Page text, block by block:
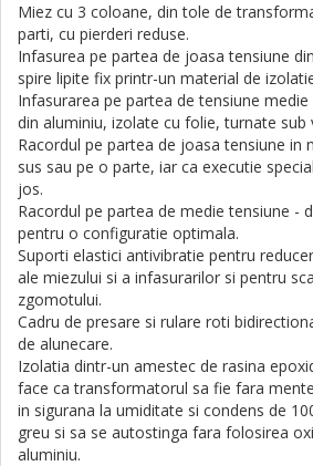
Miez cu 3 coloane, din tole de
parti, cu pierderi reduse.
Infasurea pe partea de joasa tensiune
spire lipite fix printr-un material de
Infasurarea pe partea de tensiune
din aluminiu, izolate cu folie, turnate sub
Racordul pe partea de joasa tensiune in
sus sau pe o parte, iar ca executie
jos.
Racordul pe partea de medie tensiune -
pentru o configuratie optimala.
Suporti elastici antivibratie pentru
ale mie­zului si a infasurarilor si pentru
zgomotului.
Cadru de presare si rulare roti
de alunecare.
Izolatia dintr-un amestec de rasina
face ca transformatorul sa fie fara
in sigurana la umiditate si condens de
greu si sa se autostinga fara folosirea
aluminiu.